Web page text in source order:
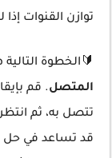
توازن القنوات إذا
🔰الخطوة التالية
المتصل. قم
تتصل به، ثم
قد تساعد في حل